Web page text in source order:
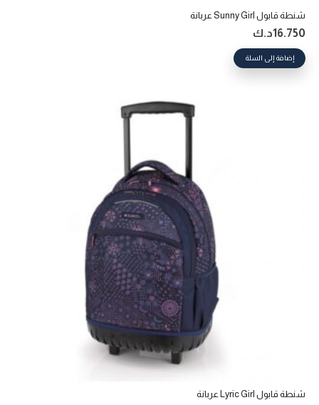
شنطة قابول Sunny Girl عربانة
16.750د.ك
إضافة إلى السلة
شنطة قابول Lyric Girl عربانة